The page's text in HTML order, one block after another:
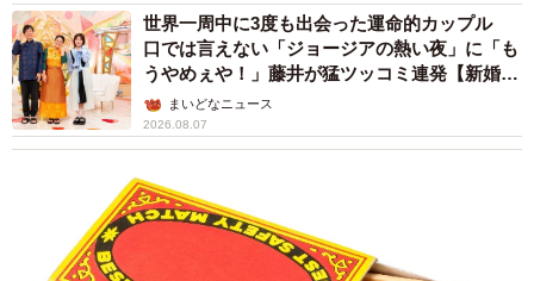
世界一周中に3度も出会った運命的カップル
口では言えない「ジョージアの熱い夜」に「も
うやめぇや！」藤井が猛ツッコミ連発【新婚さ
ん】まいどなニュース
2026.08.07